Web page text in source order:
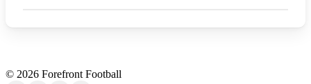
© 2026 Forefront Football